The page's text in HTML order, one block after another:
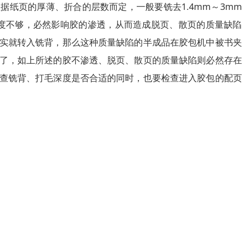
纸页的厚薄、折合的层数而定，一般要铣去1.4mm～
够，必然影响胶的渗透，从而造成脱页、散页的质量缺
就转入铣背，那么这种质量缺陷的半成品在胶包机中被书
，如上所述的胶不渗透、脱页、散页的质量缺陷则必然存
铣背、打毛深度是否合适的同时，也要检查进入胶包的配